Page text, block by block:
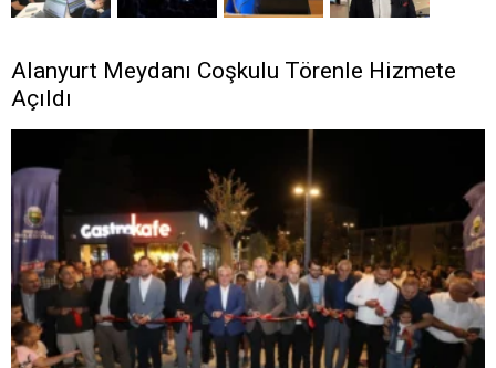
Alanyurt Meydanı Coşkulu Törenle Hizmete
Açıldı